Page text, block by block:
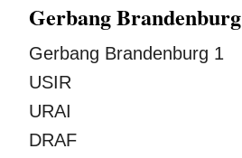
Gerbang Brandenburg
Gerbang Brandenburg 1
USIR
URAI
DRAF